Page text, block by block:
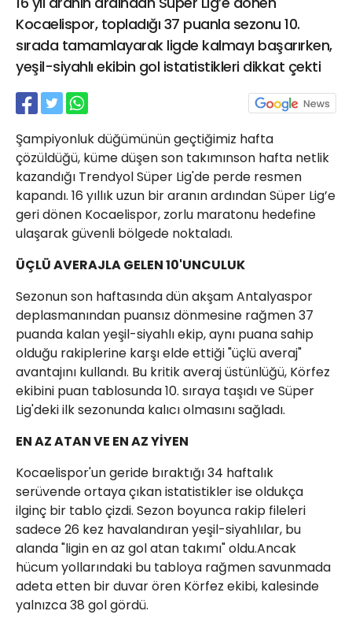
Kocaelispor, topladığı 37 puanla sezonu 10.
sırada tamamlayarak ligde kalmayı başarırken,
yeşil-siyahlı ekibin gol istatistikleri dikkat çekti
Şampiyonluk düğümünün geçtiğimiz hafta
çözüldüğü, küme düşen son takımınson hafta netlik
kazandığı Trendyol Süper Lig'de perde resmen
kapandı. 16 yıllık uzun bir aranın ardından Süper Lig’e
geri dönen Kocaelispor, zorlu maratonu hedefine
ulaşarak güvenli bölgede noktaladı.
ÜÇLÜ AVERAJLA GELEN 10'UNCULUK
Sezonun son haftasında dün akşam Antalyaspor
deplasmanından puansız dönmesine rağmen 37
puanda kalan yeşil-siyahlı ekip, aynı puana sahip
olduğu rakiplerine karşı elde ettiği "üçlü averaj"
avantajını kullandı. Bu kritik averaj üstünlüğü, Körfez
ekibini puan tablosunda 10. sıraya taşıdı ve Süper
Lig'deki ilk sezonunda kalıcı olmasını sağladı.
EN AZ ATAN VE EN AZ YİYEN
Kocaelispor'un geride bıraktığı 34 haftalık
serüvende ortaya çıkan istatistikler ise oldukça
ilginç bir tablo çizdi. Sezon boyunca rakip fileleri
sadece 26 kez havalandıran yeşil-siyahlılar, bu
alanda "ligin en az gol atan takımı" oldu.Ancak
hücum yollarındaki bu tabloya rağmen savunmada
adeta etten bir duvar ören Körfez ekibi, kalesinde
yalnızca 38 gol gördü.
21 Gölcük
02624132333
haber@golcukpostasi.com